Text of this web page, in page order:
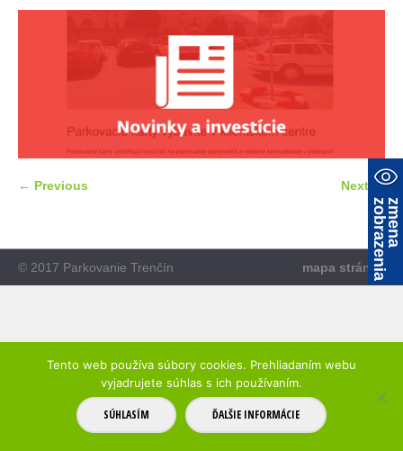
← Previous Next →
mapa stránky
© 2017 Parkovanie Trenčín
z
m
e
n
a
z
o
b
r
a
z
e
n
i
a
Tento web používa súbory cookies. Prehliadaním webu
vyjadrujete súhlas s ich používaním.
SÚHLASÍM ĎALŠIE INFORMÁCIE